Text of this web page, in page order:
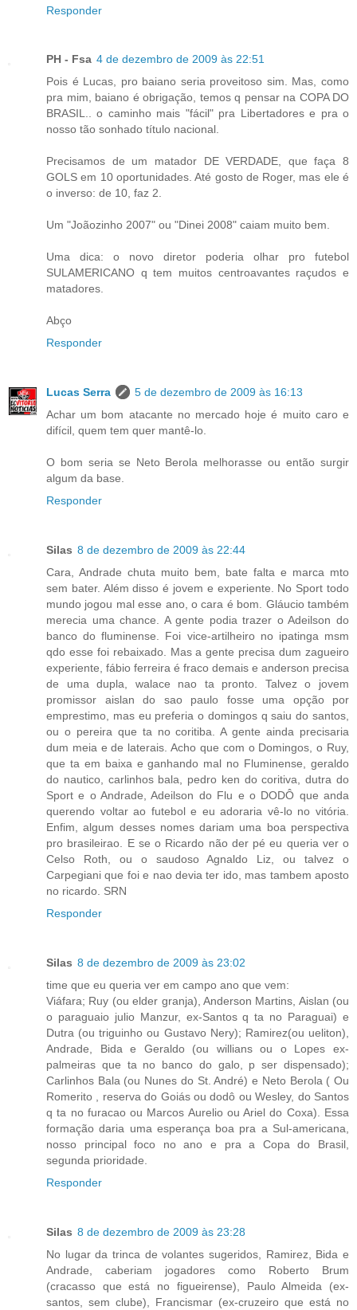
Responder
PH - Fsa 4 de dezembro de 2009 às 22:51
Pois é Lucas, pro baiano seria proveitoso sim. Mas, como
pra mim, baiano é obrigação, temos q pensar na COPA DO
BRASIL.. o caminho mais "fácil" pra Libertadores e pra o
nosso tão sonhado título nacional.
Precisamos de um matador DE VERDADE, que faça 8
GOLS em 10 oportunidades. Até gosto de Roger, mas ele é
o inverso: de 10, faz 2.
Um "Joãozinho 2007" ou "Dinei 2008" caiam muito bem.
Uma dica: o novo diretor poderia olhar pro futebol
SULAMERICANO q tem muitos centroavantes raçudos e
matadores.
Abço
Responder
Lucas Serra
5 de dezembro de 2009 às 16:13
Achar um bom atacante no mercado hoje é muito caro e
difícil, quem tem quer mantê-lo.
O bom seria se Neto Berola melhorasse ou então surgir
algum da base.
Responder
Silas 8 de dezembro de 2009 às 22:44
Cara, Andrade chuta muito bem, bate falta e marca mto
sem bater. Além disso é jovem e experiente. No Sport todo
mundo jogou mal esse ano, o cara é bom. Gláucio também
merecia uma chance. A gente podia trazer o Adeilson do
banco do fluminense. Foi vice-artilheiro no ipatinga msm
qdo esse foi rebaixado. Mas a gente precisa dum zagueiro
experiente, fábio ferreira é fraco demais e anderson precisa
de uma dupla, walace nao ta pronto. Talvez o jovem
promissor aislan do sao paulo fosse uma opção por
emprestimo, mas eu preferia o domingos q saiu do santos,
ou o pereira que ta no coritiba. A gente ainda precisaria
dum meia e de laterais. Acho que com o Domingos, o Ruy,
que ta em baixa e ganhando mal no Fluminense, geraldo
do nautico, carlinhos bala, pedro ken do coritiva, dutra do
Sport e o Andrade, Adeilson do Flu e o DODÔ que anda
querendo voltar ao futebol e eu adoraria vê-lo no vitória.
Enfim, algum desses nomes dariam uma boa perspectiva
pro brasileirao. E se o Ricardo não der pé eu queria ver o
Celso Roth, ou o saudoso Agnaldo Liz, ou talvez o
Carpegiani que foi e nao devia ter ido, mas tambem aposto
no ricardo. SRN
Responder
Silas 8 de dezembro de 2009 às 23:02
time que eu queria ver em campo ano que vem:
Viáfara; Ruy (ou elder granja), Anderson Martins, Aislan (ou
o paraguaio julio Manzur, ex-Santos q ta no Paraguai) e
Dutra (ou triguinho ou Gustavo Nery); Ramirez(ou ueliton),
Andrade, Bida e Geraldo (ou willians ou o Lopes ex-
palmeiras que ta no banco do galo, p ser dispensado);
Carlinhos Bala (ou Nunes do St. André) e Neto Berola ( Ou
Romerito , reserva do Goiás ou dodô ou Wesley, do Santos
q ta no furacao ou Marcos Aurelio ou Ariel do Coxa). Essa
formação daria uma esperança boa pra a Sul-americana,
nosso principal foco no ano e pra a Copa do Brasil,
segunda prioridade.
Responder
Silas 8 de dezembro de 2009 às 23:28
No lugar da trinca de volantes sugeridos, Ramirez, Bida e
Andrade, caberiam jogadores como Roberto Brum
(cracasso que está no figueirense), Paulo Almeida (ex-
santos, sem clube), Francismar (ex-cruzeiro que está no